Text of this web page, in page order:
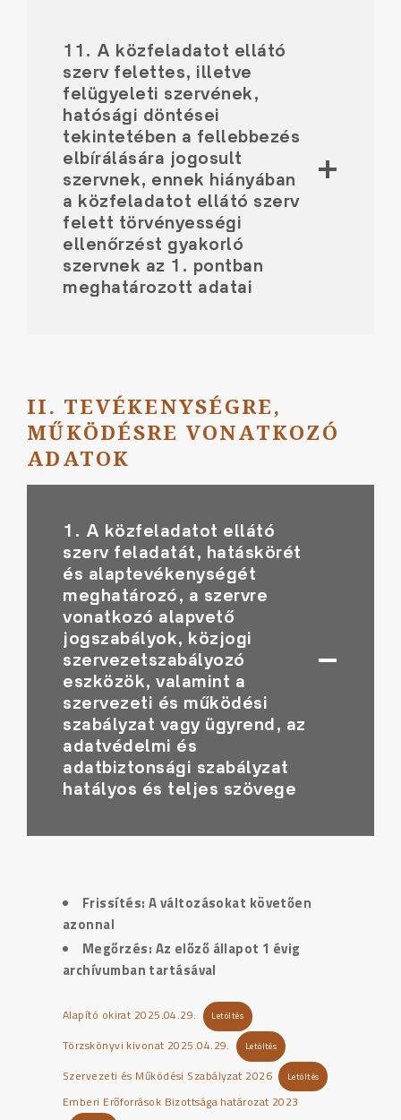
11. A közfeladatot ellátó
szerv felettes, illetve
felügyeleti szervének,
hatósági döntései
tekintetében a fellebbezés
elbírálására jogosult
szervnek, ennek hiányában
a közfeladatot ellátó szerv
felett törvényességi
ellenőrzést gyakorló
szervnek az 1. pontban
meghatározott adatai
II. TEVÉKENYSÉGRE,
MŰKÖDÉSRE VONATKOZÓ
ADATOK
1. A közfeladatot ellátó
szerv feladatát, hatáskörét
és alaptevékenységét
meghatározó, a szervre
vonatkozó alapvető
jogszabályok, közjogi
szervezetszabályozó
eszközök, valamint a
szervezeti és működési
szabályzat vagy ügyrend, az
adatvédelmi és
adatbiztonsági szabályzat
hatályos és teljes szövege
Frissítés: A változásokat követően
azonnal
Megőrzés: Az előző állapot 1 évig
archívumban tartásával
Alapító okirat 2025.04.29. Letöltés
Törzskönyvi kivonat 2025.04.29. Letöltés
Szervezeti és Működési Szabályzat 2026 Letöltés
Emberi Erőforrások Bizottsága határozat 2023